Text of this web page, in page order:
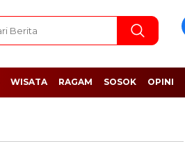
WISATA RAGAM SOSOK OPINI